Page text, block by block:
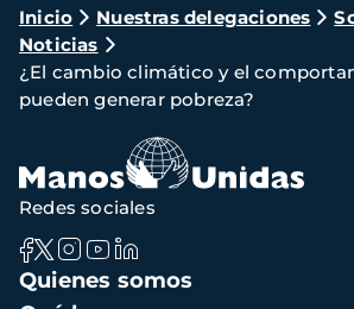
Ruta
de
navegación
Inicio Nuestras delegaciones
Noticias
¿El cambio climático y el
pueden generar pobreza?
Navegación
principal
Quienes somos
Redes sociales